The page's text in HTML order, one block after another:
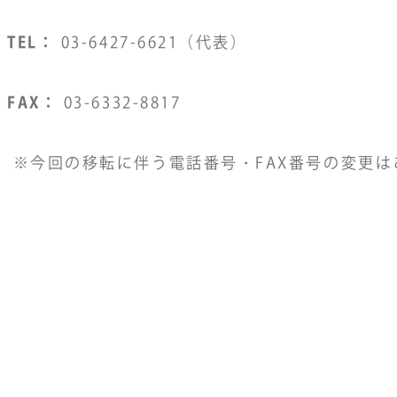
TEL： 03-6427-6621（代表）
FAX： 03-6332-8817
※今回の移転に伴う電話番号・FAX番号の変更は